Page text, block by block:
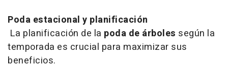
Poda estacional y planificación
La planificación de la poda de árboles según la
temporada es crucial para maximizar sus
beneficios.